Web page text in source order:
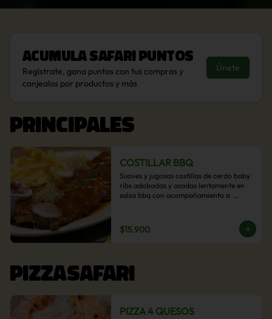
AcumulaSafari Puntos
Regístrate, gana puntos con tus compras y
canjealos por productos y más
Únete
PRINCIPALES
COSTILLAR BBQ
Suaves y jugosas costillas de cerdo baby
ribs adobadas y asadas lentamente en
salsa bbq con acompañamiento a
salteadas, Papas parmentier, Papas
fritas, Arroz blanco.
$15.900
PIZZASAFARI
PIZZA 4 QUESOS